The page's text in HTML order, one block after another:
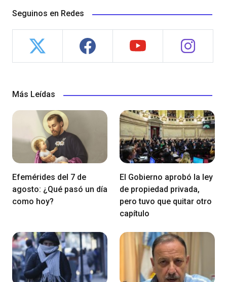
Seguinos en Redes
Más Leídas
Efemérides del 7 de
agosto: ¿Qué pasó un día
como hoy?
El Gobierno aprobó la ley
de propiedad privada,
pero tuvo que quitar otro
capítulo